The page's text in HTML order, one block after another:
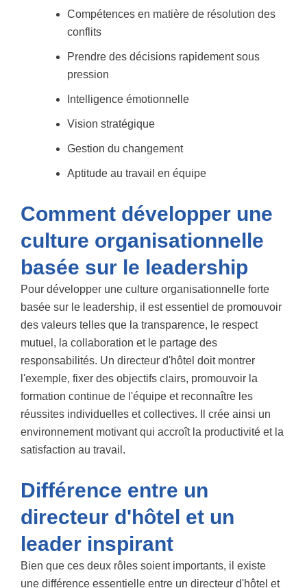
Compétences en matière de résolution des
conflits
Prendre des décisions rapidement sous
pression
Intelligence émotionnelle
Vision stratégique
Gestion du changement
Aptitude au travail en équipe
Comment développer une
culture organisationnelle
basée sur le leadership
Pour développer une culture organisationnelle forte
basée sur le leadership, il est essentiel de promouvoir
des valeurs telles que la transparence, le respect
mutuel, la collaboration et le partage des
responsabilités. Un directeur d'hôtel doit montrer
l'exemple, fixer des objectifs clairs, promouvoir la
formation continue de l'équipe et reconnaître les
réussites individuelles et collectives. Il crée ainsi un
environnement motivant qui accroît la productivité et la
satisfaction au travail.
Différence entre un
directeur d'hôtel et un
leader inspirant
Bien que ces deux rôles soient importants, il existe
une différence essentielle entre un directeur d'hôtel et